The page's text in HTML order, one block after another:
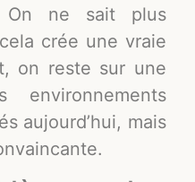
On ne sait plus
crée une vraie
on reste sur une
aujourd’hui, mais